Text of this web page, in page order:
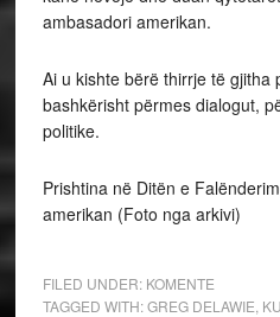
ambasadori amerikan.
Ai u kishte bërë thirrje të gjitha
bashkërisht përmes dialogut,
politike.
Prishtina në Ditën e
amerikan (Foto nga arkivi)
FILED UNDER: KOMENTE
TAGGED WITH:GREG DELAWIE